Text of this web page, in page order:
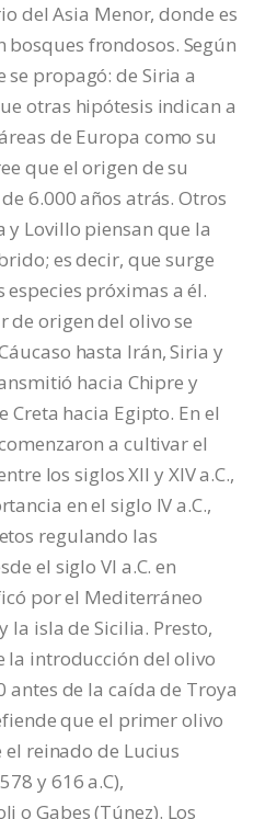
del Asia Menor, donde es
bosques frondosos. Según
se propagó: de Siria a
otras hipótesis indican a
de Europa como su
que el origen de su
6.000 años atrás. Otros
y Lovillo piensan que la
es decir, que surge
próximas a él.
de origen del olivo se
hasta Irán, Siria y
hacia Chipre y
Creta hacia Egipto. En el
a cultivar el
los siglos XII y XIV a.C.,
en el siglo IV a.C.,
regulando las
el siglo VI a.C. en
por el Mediterráneo
la isla de Sicilia. Presto,
la introducción del olivo
antes de la caída de Troya
que el primer olivo
reinado de Lucius
y 616 a.C),
o Gabes (Túnez). Los